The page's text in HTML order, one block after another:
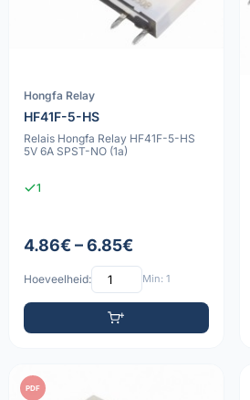
Hongfa Relay
HF41F-5-HS
Relais Hongfa Relay HF41F-5-HS
5V 6A SPST-NO (1a)
1
4.86€ – 6.85€
Hoeveelheid: Min: 1
PDF